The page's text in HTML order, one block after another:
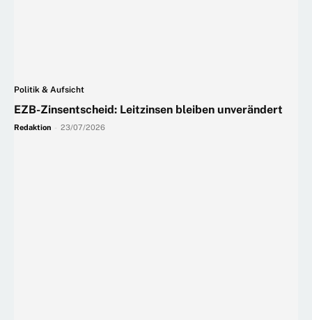
Politik & Aufsicht
EZB-Zinsentscheid: Leitzinsen bleiben unverändert
Redaktion 23/07/2026